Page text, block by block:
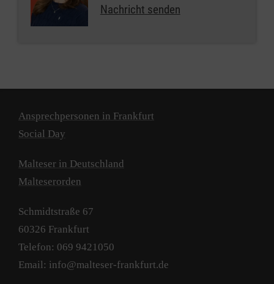
Nachricht senden
Ansprechpersonen in Frankfurt
Social Day
Malteser in Deutschland
Malteserorden
Schmidtstraße 67
60326 Frankfurt
Telefon: 069 9421050
Email: info@malteser-frankfurt.de